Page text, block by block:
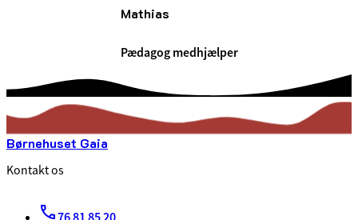
Mathias
Pædagog medhjælper
Børnehuset Gaia
Kontakt os